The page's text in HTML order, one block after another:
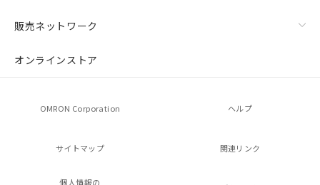
販売ネットワーク
オンラインストア
OMRON Corporation ヘルプ
サイトマップ 関連リンク
個人情報の